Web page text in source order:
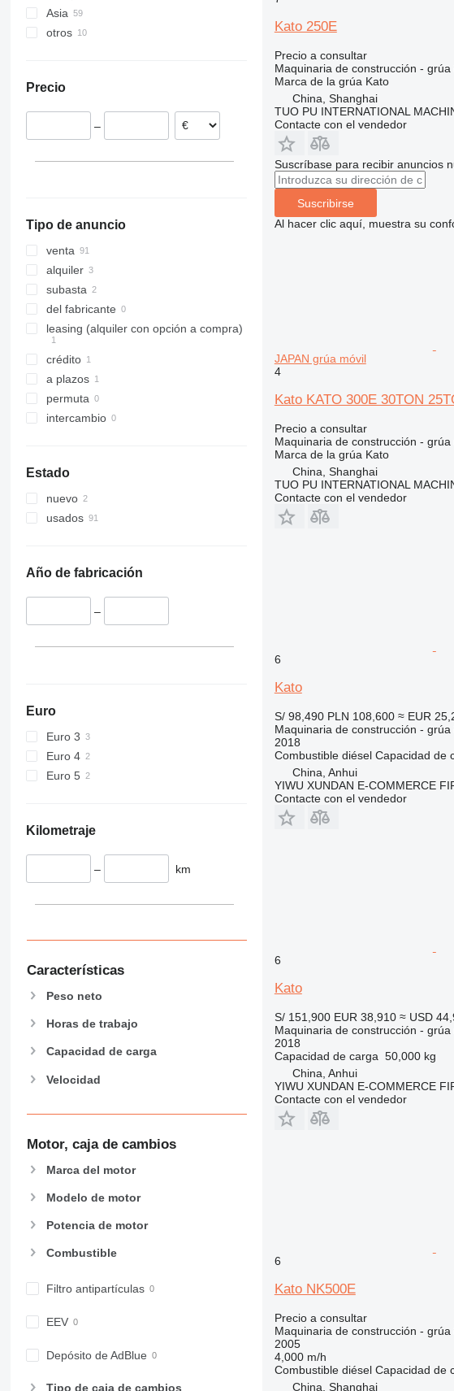
307
308
313
314
320
321
322
323
324
325
329
330
336
340
365
374
416
420
444
589
826
908
910
930
953
955
963
973
980
988
990
C-series
CS
E-series
409
426
436
437
8026
8030
8035
CT
JS
JZ
S-Series
TM
VMT
Vibromax
2630
2646
3394
4069
Toucan
MK
PR
G-series
L-series
XG
XM
XS
XZ
Italia
Chequia
Finlandia
Asia
China
Kirguistán
Emiratos Árabes Unidos
otros
Precio
–
Tipo de anuncio
venta
alquiler
subasta
del fabricante
leasing (alquiler con opción a compra)
crédito
a plazos
permuta
intercambio
Estado
nuevo
usados
Año de fabricación
–
Euro
Euro 3
Euro 4
Euro 5
Kilometraje
– km
Características
Peso neto
Horas de trabajo
Capacidad de carga
Velocidad
Motor, caja de cambios
Marca del motor
Modelo de motor
Potencia de motor
Combustible
Filtro antipartículas
EEV
Depósito de AdBlue
Tipo de caja de cambios
Kato 250E
Precio a consultar
Maquinaria de construcción -
Marca de la grúa Kato
China, Shanghai
TUO PU INTERNATIONAL
Contacte con el vendedor
Suscríbase para recibir anuncios
Suscribirse
Al hacer clic aquí, muestra su
JAPAN grúa móvil
4
Kato KATO 300E 30TON
Precio a consultar
Maquinaria de construcción - grúa
Marca de la grúa Kato
China, Shanghai
TUO PU INTERNATIONAL
Contacte con el vendedor
6
Kato
S/ 98,490 PLN 108,600 ≈ EUR
Maquinaria de construcción -
2018
Combustible diésel Capacidad de
China, Anhui
YIWU XUNDAN E-COMMERCE
Contacte con el vendedor
6
Kato
S/ 151,900 EUR 38,910 ≈ USD
Maquinaria de construcción - grúa
2018
Capacidad de carga 50,000 kg
China, Anhui
YIWU XUNDAN E-COMMERCE
Contacte con el vendedor
6
Kato NK500E
Precio a consultar
Maquinaria de construcción -
2005
4,000 m/h
Combustible diésel Capacidad de
China, Shanghai